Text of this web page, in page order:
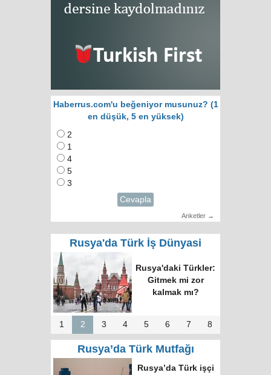
Haberrus.com'u beğeniyor musunuz? (1
en düşük, 5 en yüksek)
2
1
4
5
3
Cevapla
Anketler →
Rusya'da Türk İş Dünyasi
Rusya'daki Türkler:
Gitmek mi zor
kalmak mı?
1 2 3 4 5 6 7 8
Rusya’da Türk Mutfağı
Rusya’da Türk işçi